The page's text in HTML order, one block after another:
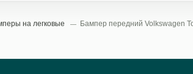
на легковые Бампер передний Volkswagen